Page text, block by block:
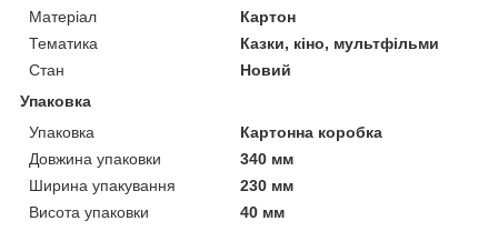
Матеріал
Картон
Тематика
Казки, кіно, мультфільми
Стан
Новий
Упаковка
Упаковка
Картонна коробка
Довжина упаковки
340 мм
Ширина упакування
230 мм
Висота упаковки
40 мм